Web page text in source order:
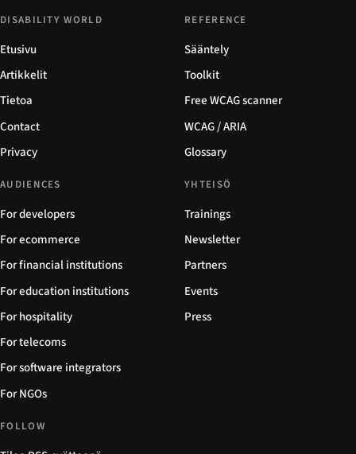
DISABILITY WORLD
Etusivu
Artikkelit
Tietoa
Contact
Privacy
REFERENCE
Sääntely
Toolkit
Free WCAG scanner
WCAG / ARIA
Glossary
AUDIENCES
For developers
For ecommerce
For financial institutions
For education institutions
For hospitality
For telecoms
For software integrators
For NGOs
YHTEISÖ
Trainings
Newsletter
Partners
Events
Press
FOLLOW